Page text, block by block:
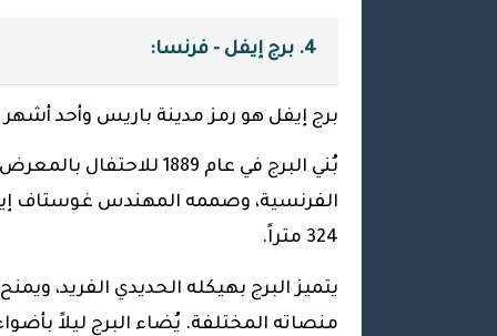
4. برج إيفل - فرنسا:
برج إيفل هو رمز مدينة باريس وأحد
بُني البرج في عام 1889
الفرنسية، وصممه المهندس غوستاف
324 متراً.
يتميز البرج بهيكله الحديدي الفريد،
منصاته المختلفة. يُضاء البرج ليلاً